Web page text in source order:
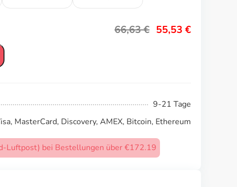
66,63€ 55,53 €
9-21 Tage
MasterCard, Discovery, AMEX, Bitcoin, Ethereum
Luftpost) bei Bestellungen über €172.19